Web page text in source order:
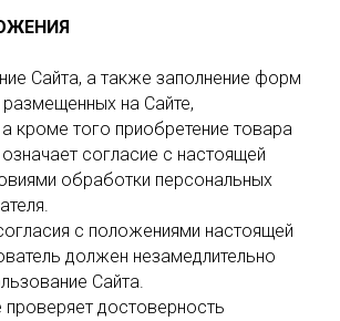
Сайта, а также заполнение форм
на Сайте,
кроме того приобретение товара
согласие с настоящей
обработки персональных
с положениями настоящей
должен незамедлительно
Сайта.
проверяет достоверность